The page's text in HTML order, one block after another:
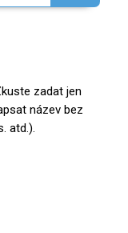
zadat jen
název bez
atd.).